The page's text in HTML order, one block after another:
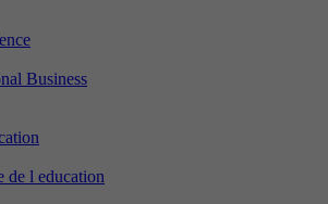
Business
de l education